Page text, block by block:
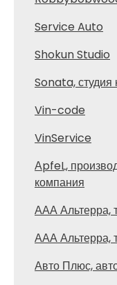
Service Auto
Shokun Studio
Sonata, студия
Vin-code
VinService
АpfeL,
компания
ААА Альтерра,
ААА Альтерра,
Авто Плюс,